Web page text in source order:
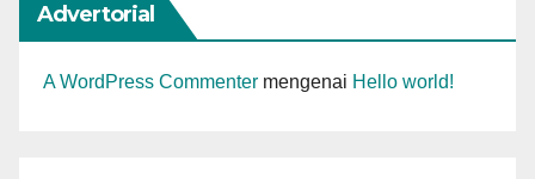
Advertorial
A WordPress Commenter mengenai Hello world!